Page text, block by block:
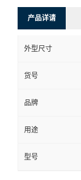
产品详请
外型尺寸
货号
品牌
用途
型号